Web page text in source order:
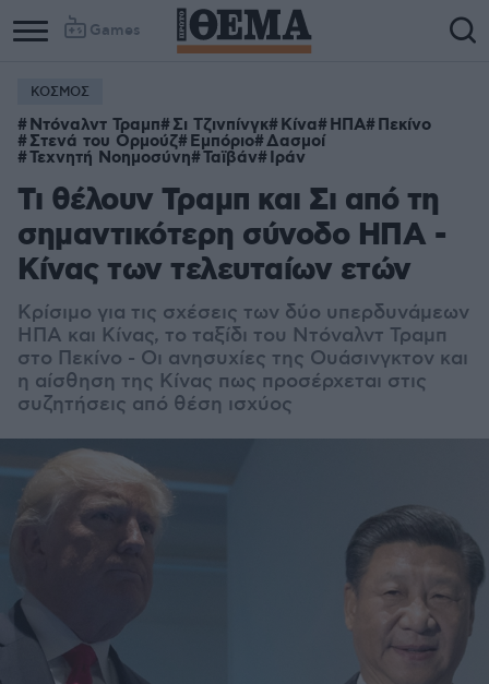
Games
ΚΟΣΜΟΣ
Ντόναλντ Τραμπ Σι Τζινπίνγκ Κίνα ΗΠΑ Πεκίνο
Στενά του Ορμούζ Εμπόριο Δασμοί
Τεχνητή Νοημοσύνη Ταϊβάν Ιράν
Τι θέλουν Τραμπ και Σι από τη
σημαντικότερη σύνοδο ΗΠΑ -
Κίνας των τελευταίων ετών
Κρίσιμο για τις σχέσεις των δύο υπερδυνάμεων
ΗΠΑ και Κίνας, το ταξίδι του Ντόναλντ Τραμπ
στο Πεκίνο - Οι ανησυχίες της Ουάσινγκτον και
η αίσθηση της Κίνας πως προσέρχεται στις
συζητήσεις από θέση ισχύος